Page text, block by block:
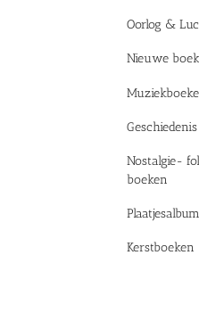
Oorlog &
Nieuwe
Geschiedenis
Nostalgie-
boeken
Kerstboeken